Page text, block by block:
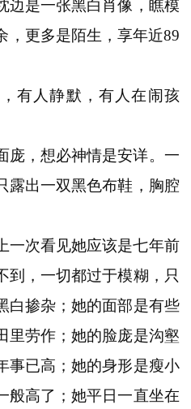
边是一张黑白肖像，瞧模
，更多是陌生，享年近89
有人静默，有人在闹孩
庞，想必神情是安详。一
露出一双黑色布鞋，胸腔
一次看见她应该是七年前
，一切都过于模糊，只
白掺杂；她的面部是有些
里劳作；她的脸庞是沟壑
事已高；她的身形是瘦小
般高了；她平日一直坐在